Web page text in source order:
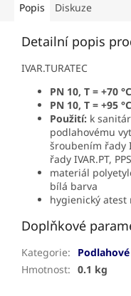
Popis Diskuze
Detailní popis
IVAR.TURATEC
PN 10, T = +70
PN 10, T = +95
Použití: k
podlahovému
šroubením řady
řady IVAR.PT,
materiál
bílá barva
hygienický
Doplňkové
Kategorie:
Hmotnost: 0.1 kg